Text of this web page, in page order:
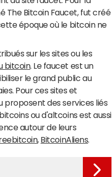
The Bitcoin Faucet, fut créé
époque où le bitcoin ne
sur les sites ou les
bitcoin. Le faucet est un
le grand public au
Pour ces sites et
proposent des services liés
ou d'altcoins est aussi
autour de leurs
, BitcoinAliens